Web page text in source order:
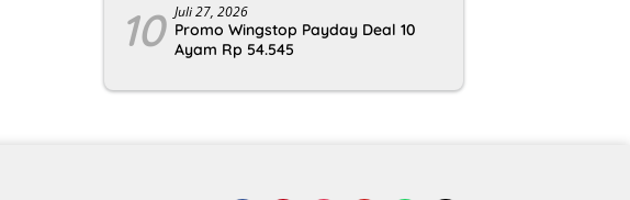
10 Juli 27, 2026
Promo Wingstop Payday Deal 10
Ayam Rp 54.545